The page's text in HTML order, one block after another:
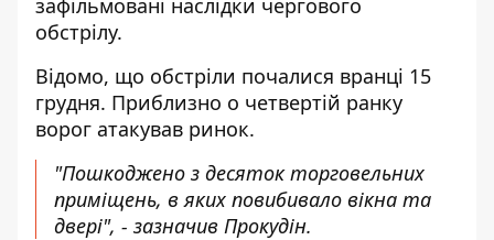
зафільмовані наслідки чергового
обстрілу.
Відомо, що обстріли почалися вранці 15
грудня. Приблизно о четвертій ранку
ворог атакував ринок.
"Пошкоджено з десяток торговельних
приміщень, в яких повибивало вікна та
двері", - зазначив Прокудін.